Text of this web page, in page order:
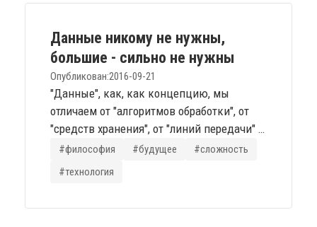
дизайном. ... Идея в том, чтобы
многофакторного события, поэтому
получается...
Данные никому не нужны,
большие - сильно не нужны
Опубликован:2016-09-21
"Данные", как, как концепцию, мы
отличаем от "алгоритмов обработки", от
"средств хранения", от "линий передачи" -
этих самых данных. Это различение,
кажущееся большинству чем-то таким
#философия #будущее
#сложность
#технология